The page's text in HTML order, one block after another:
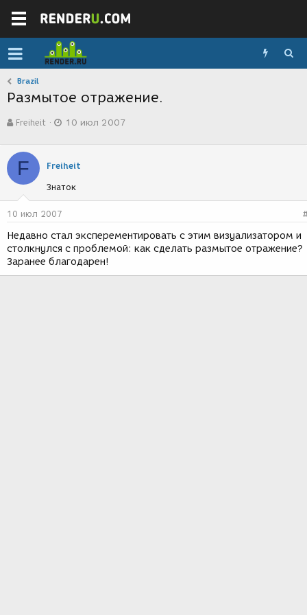
Brazil
Размытое отражение.
в
о
р
т
е
м
ы
Freiheit
а
с
з
д
и
я
10 июл 2007
F Freiheit
Знаток
10 июл 2007
Недавно стал эксперементировать с этим визуализатором и
столкнулся с проблемой: как сделать размытое отражение?
Заранее благодарен!